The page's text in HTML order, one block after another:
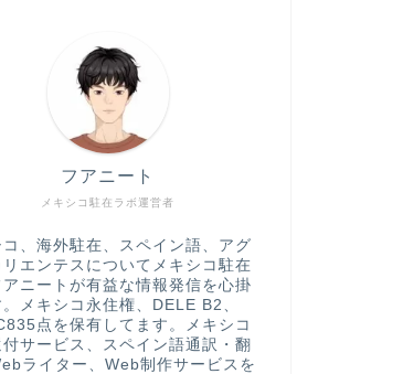
メキシコ駐在ラボ運営者
フアニート
コ、海外駐在、スペイン語、アグ
リエンテスについてメキシコ駐在
アニートが有益な情報発信を心掛
メキシコ永住権、DELE B2、
点を保有してます。メキシコ
サービス、スペイン語通訳・翻
ライター、Web制作サービスを